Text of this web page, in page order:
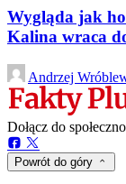
Wygląda jak
Kalina wraca
Andrzej
Dołącz do
Powrót do góry